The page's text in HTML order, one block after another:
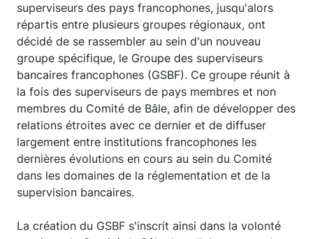
superviseurs des pays francophones, jusqu'alors
répartis entre plusieurs groupes régionaux, ont
décidé de se rassembler au sein d'un nouveau
groupe spécifique, le Groupe des superviseurs
bancaires francophones (GSBF). Ce groupe réunit à
la fois des superviseurs de pays membres et non
membres du Comité de Bâle, afin de développer des
relations étroites avec ce dernier et de diffuser
largement entre institutions francophones les
dernières évolutions en cours au sein du Comité
dans les domaines de la réglementation et de la
supervision bancaires.
La création du GSBF s'inscrit ainsi dans la volonté